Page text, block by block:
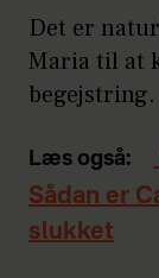
Det er
Maria til at
begejstring.
Læs også:
Sådan er
slukket